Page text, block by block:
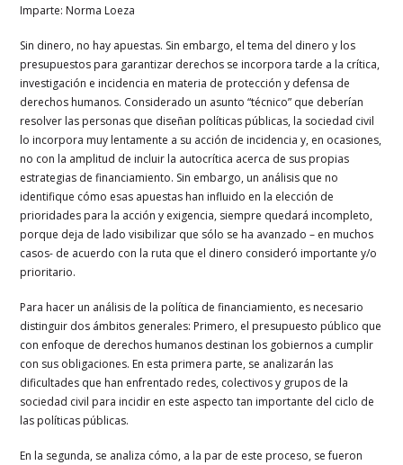
Imparte: Norma Loeza
Sin dinero, no hay apuestas. Sin embargo, el tema del dinero y los
presupuestos para garantizar derechos se incorpora tarde a la crítica,
investigación e incidencia en materia de protección y defensa de
derechos humanos. Considerado un asunto “técnico” que deberían
resolver las personas que diseñan políticas públicas, la sociedad civil
lo incorpora muy lentamente a su acción de incidencia y, en ocasiones,
no con la amplitud de incluir la autocrítica acerca de sus propias
estrategias de financiamiento. Sin embargo, un análisis que no
identifique cómo esas apuestas han influido en la elección de
prioridades para la acción y exigencia, siempre quedará incompleto,
porque deja de lado visibilizar que sólo se ha avanzado – en muchos
casos- de acuerdo con la ruta que el dinero consideró importante y/o
prioritario.
Para hacer un análisis de la política de financiamiento, es necesario
distinguir dos ámbitos generales: Primero, el presupuesto público que
con enfoque de derechos humanos destinan los gobiernos a cumplir
con sus obligaciones. En esta primera parte, se analizarán las
dificultades que han enfrentado redes, colectivos y grupos de la
sociedad civil para incidir en este aspecto tan importante del ciclo de
las políticas públicas.
En la segunda, se analiza cómo, a la par de este proceso, se fueron